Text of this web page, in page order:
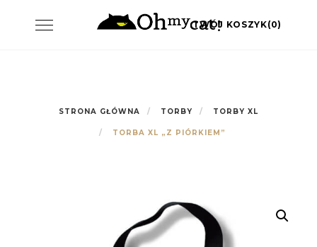
Toggle TWÓJ KOSZYK(0)
STRONA GŁÓWNA TORBY TORBY XL
TORBA XL „Z PIÓRKIEM”